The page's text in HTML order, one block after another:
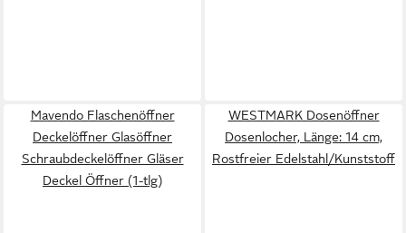
Mavendo Flaschenöffner
Deckelöffner Glasöffner
Schraubdeckelöffner Gläser
Deckel Öffner (1-tlg)
WESTMARK Dosenöffner
Dosenlocher, Länge: 14 cm,
Rostfreier Edelstahl/Kunststoff